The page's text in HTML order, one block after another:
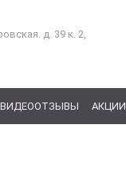
д. 39 к. 2,
ВИДЕООТЗЫВЫ АКЦИИ